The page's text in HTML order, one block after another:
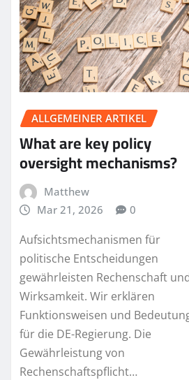
ALLGEMEINER ARTIKEL
What are key policy
oversight mechanisms?
Matthew
Mar 21, 2026
0
Aufsichtsmechanismen für
politische Entscheidungen
gewährleisten Rechenschaft
Wirksamkeit. Wir erklären
Funktionsweisen und
für die DE-Regierung. Die
Gewährleistung von
Rechenschaftspflicht…